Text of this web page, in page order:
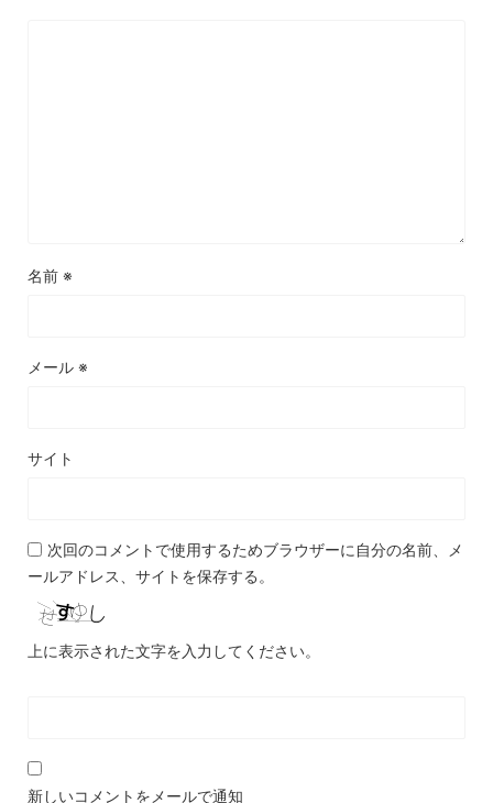
名前 ※
メール ※
サイト
次回のコメントで使用するためブラウザーに自分の名前、メ
ールアドレス、サイトを保存する。
上に表示された文字を入力してください。
新しいコメントをメールで通知